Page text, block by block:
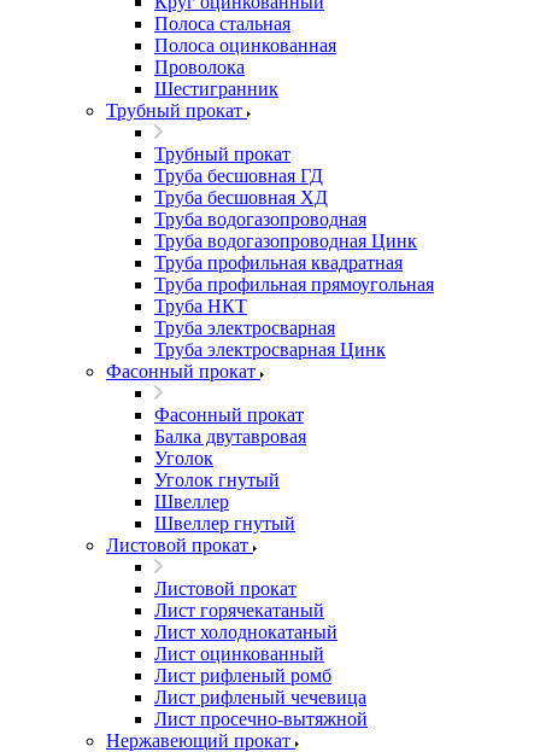
Полоса стальная
Полоса оцинкованная
Проволока
Шестигранник
Трубный прокат
Трубный прокат
Труба бесшовная ГД
Труба бесшовная ХД
Труба водогазопроводная
Труба водогазопроводная Цинк
Труба профильная квадратная
Труба профильная прямоугольная
Труба НКТ
Труба электросварная
Труба электросварная Цинк
Фасонный прокат
Фасонный прокат
Балка двутавровая
Уголок
Уголок гнутый
Швеллер
Швеллер гнутый
Листовой прокат
Листовой прокат
Лист горячекатаный
Лист холоднокатаный
Лист оцинкованный
Лист рифленый ромб
Лист рифленый чечевица
Лист просечно-вытяжной
Нержавеющий прокат